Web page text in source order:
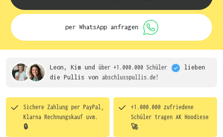
per WhatsApp anfragen
Leon, Kim und über +1.000.000 Schüler
lieben
die Pullis von abschlusspullis.de!
Sichere Zahlung per PayPal,
Klarna Rechnungskauf uvm.
🔒
+1.000.000 zufriedene
Schüler tragen AK Hoodies®
🚀